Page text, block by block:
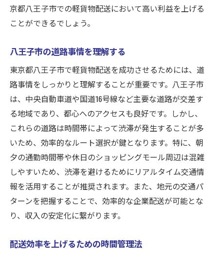
京都八王子市での軽貨物配送において高い利益を上げる
ことができるでしょう。
八王子市の道路事情を理解する
東京都八王子市で軽貨物配送を成功させるためには、道
路事情をしっかりと理解することが重要です。八王子市
は、中央自動車道や国道16号線など主要な道路が交差す
る地域であり、都心へのアクセスも良好です。しかし、
これらの道路は時間帯によって渋滞が発生することが多
いため、効率的なルート選択が鍵となります。特に、朝
夕の通勤時間帯や休日のショッピングモール周辺は混雑
しやすいため、渋滞を避けるためにリアルタイム交通情
報を活用することが推奨されます。また、地元の交通パ
ターンを把握することで、効率的な企業配送が可能とな
り、収入の安定化に繋がります。
配送効率を上げるための時間管理法